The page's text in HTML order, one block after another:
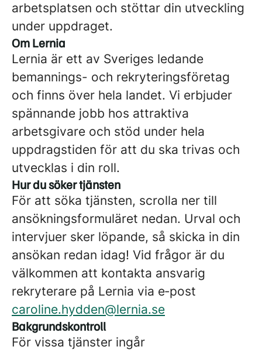
arbetsplatsen och stöttar din utveckling
under uppdraget.
Om Lernia
Lernia är ett av Sveriges ledande
bemannings- och rekryteringsföretag
och finns över hela landet. Vi erbjuder
spännande jobb hos attraktiva
arbetsgivare och stöd under hela
uppdragstiden för att du ska trivas och
utvecklas i din roll.
Hur du söker tjänsten
För att söka tjänsten, scrolla ner till
ansökningsformuläret nedan. Urval och
intervjuer sker löpande, så skicka in din
ansökan redan idag! Vid frågor är du
välkommen att kontakta ansvarig
rekryterare på Lernia via e‑post
caroline.hydden@lernia.se
Bakgrundskontroll
För vissa tjänster ingår